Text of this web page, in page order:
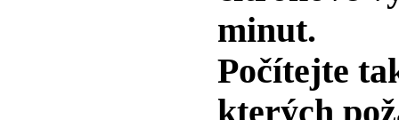
minut.
Počítejte